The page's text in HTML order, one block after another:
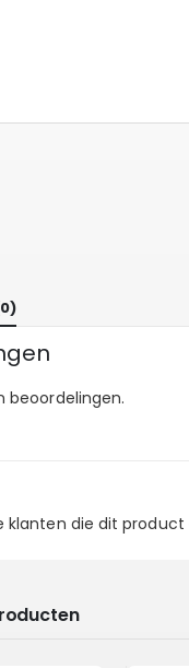
beoordelingen.
klanten die dit